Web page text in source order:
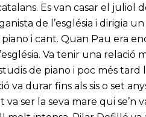
Es van casar el juliol
de l’església i dirigia
i cant. Quan Pau era
Va tenir una relació
de piano i poc més tard
va durar fins als sis o set
ser la seva mare qui se’n